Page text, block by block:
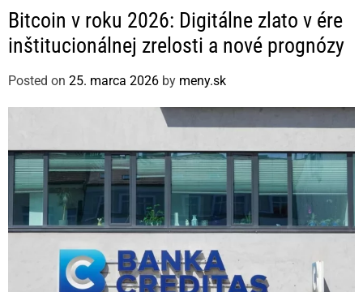
a
t
e
o
r
e
Bitcoin v roku 2026: Digitálne zlato v ére
inštitucionálnej zrelosti a nové prognózy
Posted on 25. marca 2026 by meny.sk